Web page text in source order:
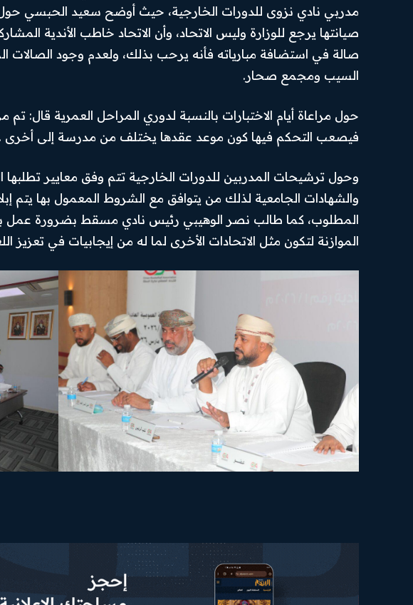
مدربي نادي نزوى للدورات الخارجية، حيث أوضح سعيد الحبسي حول
صيانتها يرجع للوزارة وليس الاتحاد، وأن الاتحاد خاطب الأندية
صالة في استضافة مبارياته فأنه يرحب بذلك، ولعدم وجود الصالات
السيب ومجمع صحار.
حول مراعاة أيام الاختبارات بالنسبة لدوري المراحل العمرية قال: تم
فيصعب التحكم فيها كون موعد عقدها يختلف من مدرسة إلى أخرى .
وحول ترشيحات المدربين للدورات الخارجية تتم وفق معايير تطلبها
والشهادات الجامعية لذلك من يتوافق مع الشروط المعمول بها يتم
المطلوب، كما طالب نصر الوهيبي رئيس نادي مسقط بضرورة عمل
الموازنة لتكون مثل الاتحادات الأخرى لما له من إيجابيات في تعزيز